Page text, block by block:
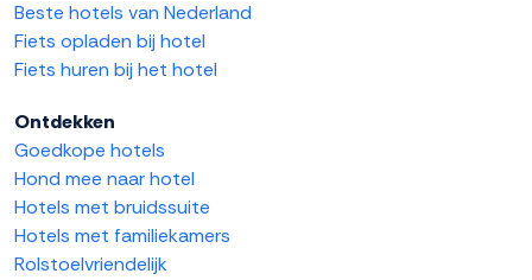
Beste hotels van Nederland
Fiets opladen bij hotel
Fiets huren bij het hotel
Ontdekken
Goedkope hotels
Hond mee naar hotel
Hotels met bruidssuite
Hotels met familiekamers
Rolstoelvriendelijk